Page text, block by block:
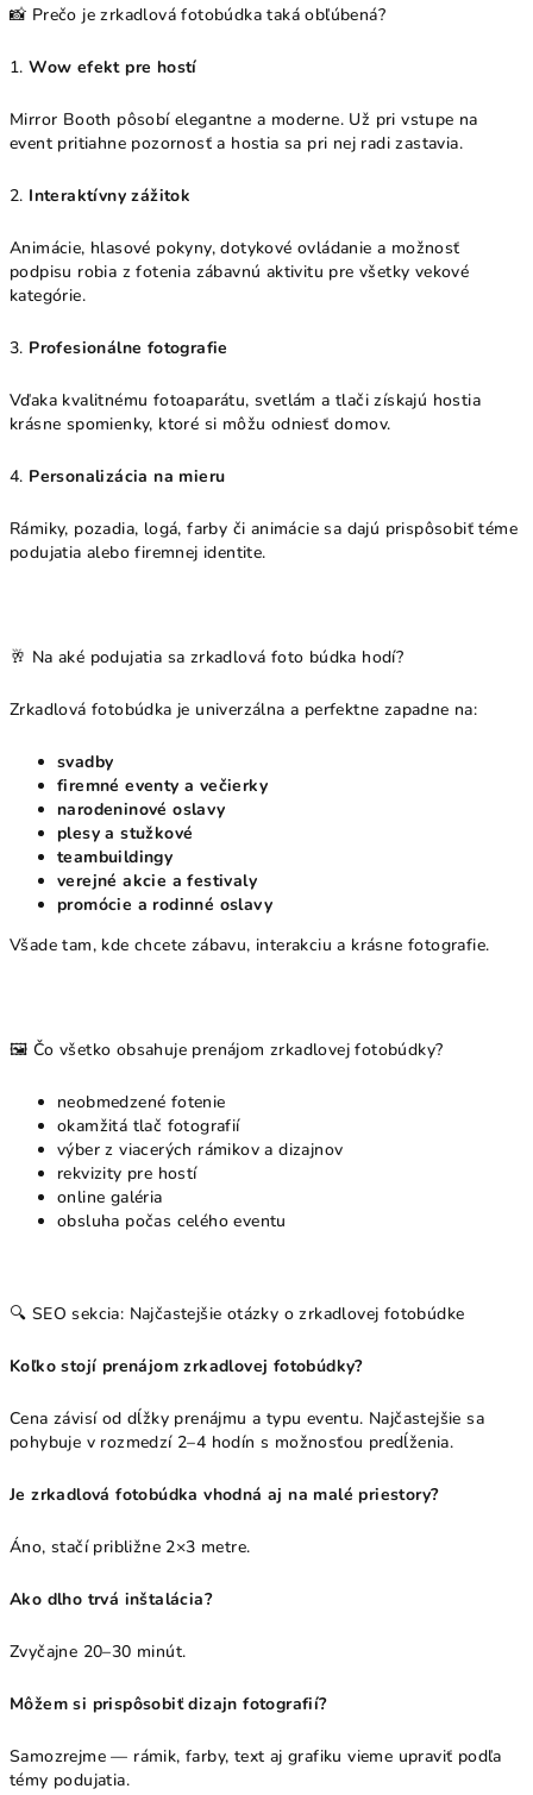
📸 Prečo je zrkadlová fotobúdka taká obľúbená?
1.Wow efekt pre hostí
Mirror Booth pôsobí elegantne a moderne. Už pri vstupe na
event pritiahne pozornosť a hostia sa pri nej radi zastavia.
2. Interaktívny zážitok
Animácie, hlasové pokyny, dotykové ovládanie a možnosť
podpisu robia z fotenia zábavnú aktivitu pre všetky vekové
kategórie.
3. Profesionálne fotografie
Vďaka kvalitnému fotoaparátu, svetlám a tlači získajú hostia
krásne spomienky, ktoré si môžu odniesť domov.
4. Personalizácia na mieru
Rámiky, pozadia, logá, farby či animácie sa dajú prispôsobiť téme
podujatia alebo firemnej identite.
🥂 Na aké podujatia sa zrkadlová foto búdka hodí?
Zrkadlová fotobúdka je univerzálna a perfektne zapadne na:
svadby
firemné eventy a večierky
narodeninové oslavy
plesy a stužkové
teambuildingy
verejné akcie a festivaly
promócie a rodinné oslavy
Všade tam, kde chcete zábavu, interakciu a krásne fotografie.
🖼️ Čo všetko obsahuje prenájom zrkadlovej fotobúdky?
neobmedzené fotenie
okamžitá tlač fotografií
výber z viacerých rámikov a dizajnov
rekvizity pre hostí
online galéria
obsluha počas celého eventu
🔍 SEO sekcia: Najčastejšie otázky o zrkadlovej fotobúdke
Koľko stojí prenájom zrkadlovej fotobúdky?
Cena závisí od dĺžky prenájmu a typu eventu. Najčastejšie sa
pohybuje v rozmedzí 2–4 hodín s možnosťou predĺženia.
Je zrkadlová fotobúdka vhodná aj na malé priestory?
Áno, stačí približne 2×3 metre.
Ako dlho trvá inštalácia?
Zvyčajne 20–30 minút.
Môžem si prispôsobiť dizajn fotografií?
Samozrejme — rámik, farby, text aj grafiku vieme upraviť podľa
témy podujatia.